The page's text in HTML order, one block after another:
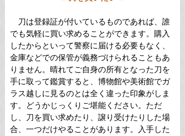
刀は登録証が付いているものであれば、誰
でも気軽に買い求めることができます。購入
したからといって警察に届ける必要もなく、
金庫などでの保管が義務づけられることもあ
りません。晴れてご自身の所有となった刀を
手に取って鑑賞すると、博物館や美術館でガ
ラス越しに見るのとは全く違った印象がしま
す。どうかじっくりご堪能ください。ただ
し、刀を買い求めたり、譲り受けたりした場
合、一つだけやることがあります。入手した